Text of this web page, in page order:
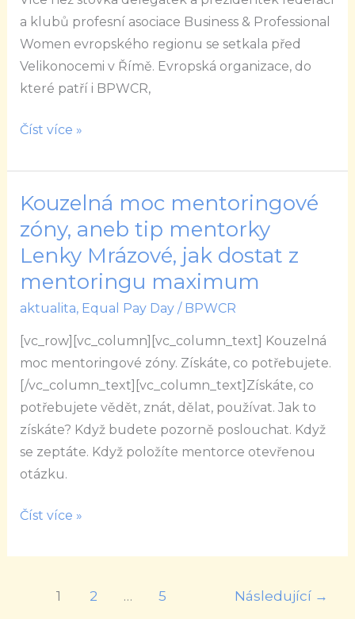
a klubů profesní asociace Business & Professional
Women evropského regionu se setkala před
Velikonocemi v Římě. Evropská organizace, do
které patří i BPWCR,
Číst více »
Kouzelná moc mentoringové
zóny, aneb tip mentorky
Lenky Mrázové, jak dostat z
mentoringu maximum
aktualita, Equal Pay Day/ BPWCR
[vc_row][vc_column][vc_column_text] Kouzelná
moc mentoringové zóny. Získáte, co potřebujete.
[/vc_column_text][vc_column_text]Získáte, co
potřebujete vědět, znát, dělat, používat. Jak to
získáte? Když budete pozorně poslouchat. Když
se zeptáte. Když položíte mentorce otevřenou
otázku.
Kouzelná
moc
mentoringové
zóny,
aneb
tip
mentorky
Mrázové,
dostat
mentoringu
Číst více »
1 2 … 5 Následující →